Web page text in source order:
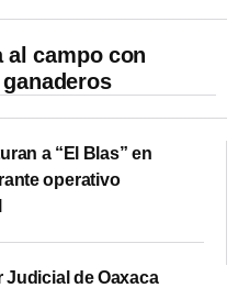
al campo con
a “El Blas” en
operativo
Judicial de Oaxaca